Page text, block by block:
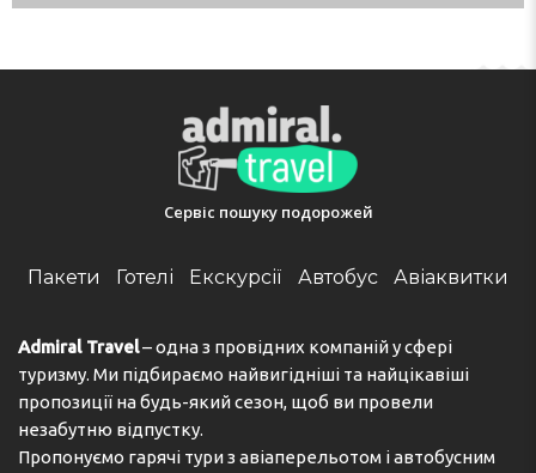
Сервіс пошуку подорожей
Пакети Готелі Екскурсії Автобус Авіаквитки
Admiral Travel– одна з провідних компаній у сфері
туризму. Ми підбираємо найвигідніші та найцікавіші
пропозиції на будь-який сезон, щоб ви провели
незабутню відпустку.
Пропонуємо гарячі тури з авіаперельотом і автобусним